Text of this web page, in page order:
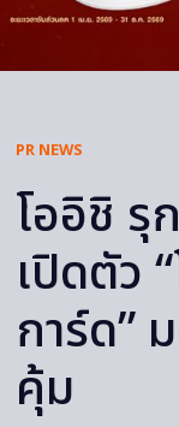
PR NEWS
โออิชิ รุ
เปิดตัว
การ์ด”
คุ้ม